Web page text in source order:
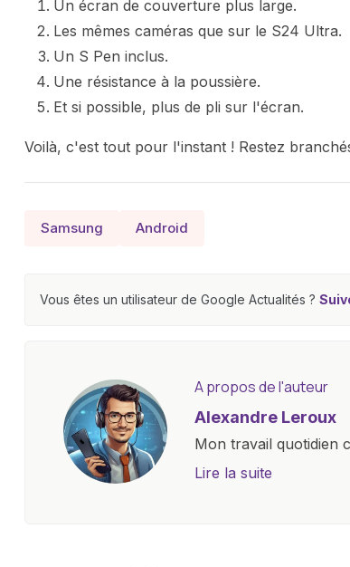
Un écran de couverture plus large.
Les mêmes caméras que sur le S24 Ultra.
Un S Pen inclus.
Une résistance à la poussière.
Et si possible, plus de pli sur l'écran.
Voilà, c'est tout pour l'instant ! Restez
Samsung Android
Vous êtes un utilisateur de Google Actualités ?
A propos de l'auteur
Alexandre Leroux
Mon travail quotidien
objectives, à couvrir
Lire la suite